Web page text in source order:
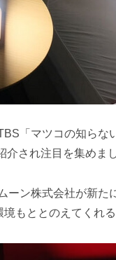
「マツコの知ら
され注目を集めまし
ーン株式会社が新た
もととのえてくれる